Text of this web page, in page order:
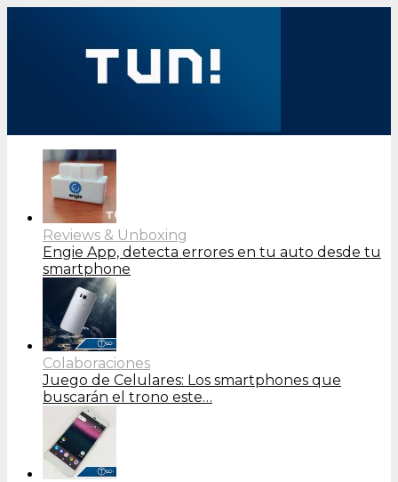
Reviews & Unboxing
Engie App, detecta errores en tu auto desde tu
smartphone
Colaboraciones
Juego de Celulares: Los smartphones que
buscarán el trono este…